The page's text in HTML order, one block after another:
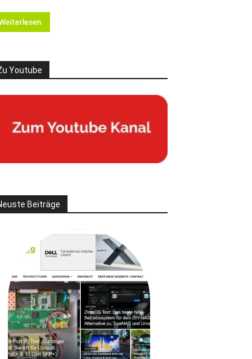
Youtube
Beiträge